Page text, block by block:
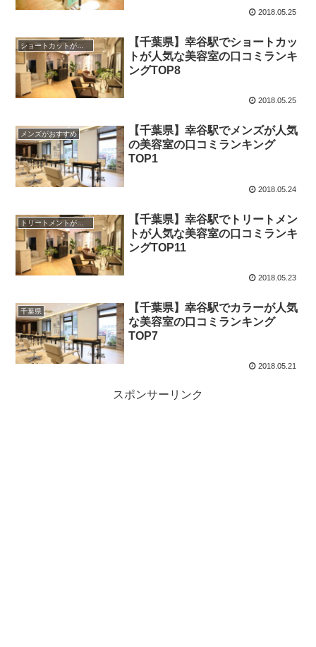
2018.05.25
ショートカットがおすすめ
【千葉県】幸谷駅でショートカッ
トが人気な美容室の口コミランキ
ングTOP8
2018.05.25
メンズがおすすめ
【千葉県】幸谷駅でメンズが人気
の美容室の口コミランキング
TOP1
2018.05.24
トリートメントがおすすめ
【千葉県】幸谷駅でトリートメン
トが人気な美容室の口コミランキ
ングTOP11
2018.05.23
千葉県
【千葉県】幸谷駅でカラーが人気
な美容室の口コミランキング
TOP7
2018.05.21
スポンサーリンク